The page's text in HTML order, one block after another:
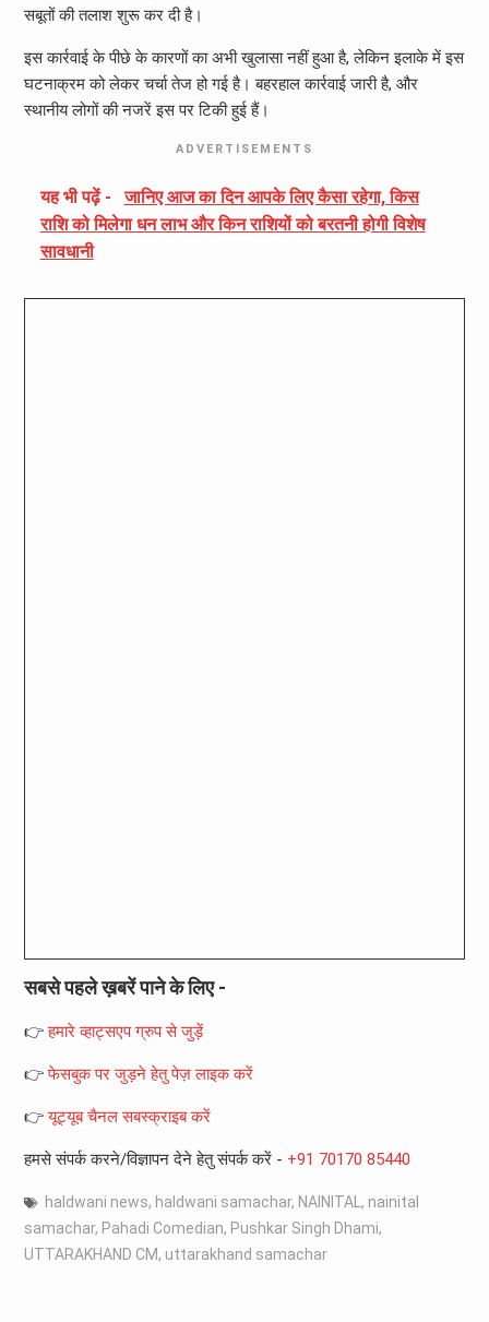
सबूतों की तलाश शुरू कर दी है।
इस कार्रवाई के पीछे के कारणों का अभी खुलासा नहीं हुआ है, लेकिन इलाके में इस
घटनाक्रम को लेकर चर्चा तेज हो गई है। बहरहाल कार्रवाई जारी है, और
स्थानीय लोगों की नजरें इस पर टिकी हुई हैं।
ADVERTISEMENTS
यह भी पढ़ें -
जानिए आज का दिन आपके लिए कैसा रहेगा, किस
राशि को मिलेगा धन लाभ और किन राशियों को बरतनी होगी विशेष
सावधानी
सबसे पहले ख़बरें पाने के लिए -
👉हमारे व्हाट्सएप ग्रुप से जुड़ें
👉फेसबुक पर जुड़ने हेतु पेज़ लाइक करें
👉यूट्यूब चैनल सबस्क्राइब करें
हमसे संपर्क करने/विज्ञापन देने हेतु संपर्क करें - +91 70170 85440
haldwani news, haldwani samachar, NAINITAL , nainital
samachar, Pahadi Comedian, Pushkar Singh Dhami,
UTTARAKHAND CM, uttarakhand samachar